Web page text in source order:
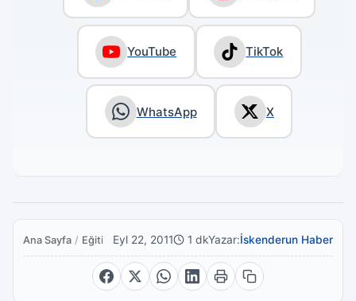
YouTube TikTok
WhatsApp X
Ana Sayfa / Eğitim Eyl 22, 2011 1 dkYazar:İskenderun Haber